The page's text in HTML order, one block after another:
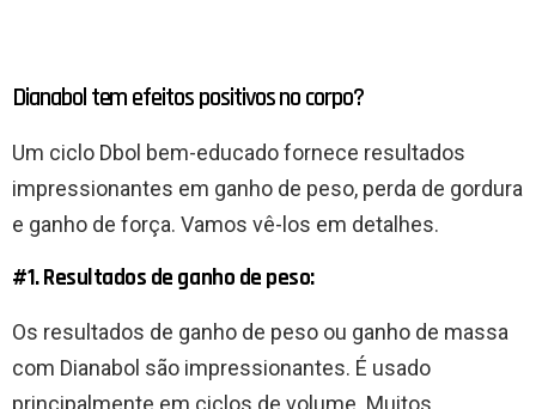
Dianabol tem efeitos positivos no corpo?
Um ciclo Dbol bem-educado fornece resultados
impressionantes em ganho de peso, perda de gordura
e ganho de força. Vamos vê-los em detalhes.
#1. Resultados de ganho de peso:
Os resultados de ganho de peso ou ganho de massa
com Dianabol são impressionantes. É usado
principalmente em ciclos de volume. Muitos